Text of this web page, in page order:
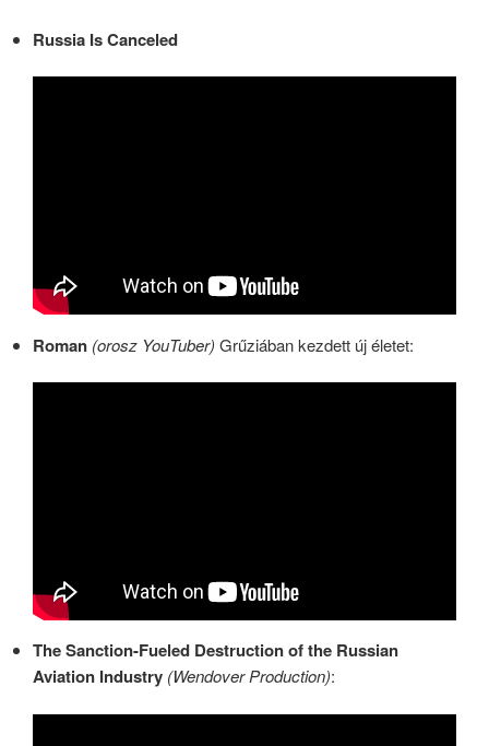
Russia Is Canceled
Roman (orosz YouTuber) Grűziában kezdett új életet:
The Sanction-Fueled Destruction of the Russian
Aviation Industry (Wendover Production):